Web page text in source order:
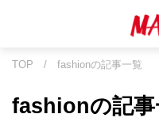
TOP / fashionの記事一覧
fashionの記事